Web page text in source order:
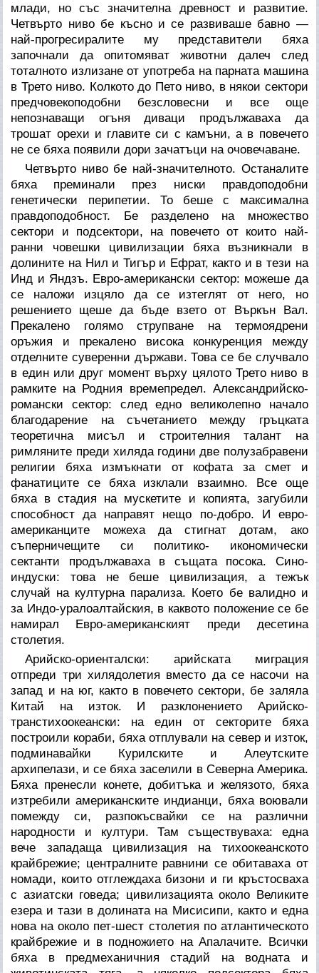
млади, но със значителна древност и развитие.
Четвърто ниво бе късно и се развиваше бавно —
най-прогресиралите му представители бяха
започнали да опитомяват животни далеч след
тоталното излизане от употреба на парната машина
в Трето ниво. Колкото до Пето ниво, в някои сектори
предчовекоподобни безсловесни и все още
непознаващи огъня диваци продължаваха да
трошат орехи и главите си с камъни, а в повечето
не се бяха появили дори зачатъци на очовечаване.
Четвърто ниво бе най-значителното. Останалите
бяха преминали през ниски правдоподобни
генетически перипетии. То беше с максимална
правдоподобност. Бе разделено на множество
сектори и подсектори, на повечето от които най-
ранни човешки цивилизации бяха възникнали в
долините на Нил и Тигър и Ефрат, както и в тези на
Инд и Яндзъ. Евро-американски сектор: можеше да
се наложи изцяло да се изтеглят от него, но
решението щеше да бъде взето от Въркън Вал.
Прекалено голямо струпване на термоядрени
оръжия и прекалено висока конкуренция между
отделните суверенни държави. Това се бе случвало
в един или друг момент върху цялото Трето ниво в
рамките на Родния времепредел. Александрийско-
романски сектор: след едно великолепно начало
благодарение на съчетанието между гръцката
теоретична мисъл и строителния талант на
римляните преди хиляда години две полузабравени
религии бяха измъкнати от кофата за смет и
фанатиците се бяха изклали взаимно. Все още
бяха в стадия на мускетите и копията, загубили
способност да направят нещо по-добро. И евро-
американците можеха да стигнат дотам, ако
съперничещите си политико- икономически
сектанти продължаваха в същата посока. Сино-
индуски: това не беше цивилизация, а тежък
случай на културна парализа. Което бе валидно и
за Индо-уралоалтайския, в каквото положение се бе
намирал Евро-американският преди десетина
столетия.
Арийско-ориенталски: арийската миграция
отпреди три хилядолетия вместо да се насочи на
запад и на юг, както в повечето сектори, бе заляла
Китай на изток. И разклонението Арийско-
транстихоокеански: на един от секторите бяха
построили кораби, бяха отплували на север и изток,
подминавайки Курилските и Алеутските
архипелази, и се бяха заселили в Северна Америка.
Бяха пренесли конете, добитъка и желязото, бяха
изтребили американските индианци, бяха воювали
помежду си, разпокъсвайки се на различни
народности и култури. Там съществуваха: една
вече западаща цивилизация на тихоокеанското
крайбрежие; централните равнини се обитаваха от
номади, които отглеждаха бизони и ги кръстосваха
с азиатски говеда; цивилизацията около Великите
езера и тази в долината на Мисисипи, както и една
нова на около пет-шест столетия по атлантическото
крайбрежие и в подножието на Апалачите. Всички
бяха в предмеханичния стадий на водната и